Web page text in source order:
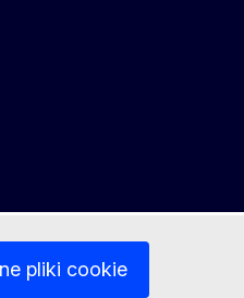
pliki cookie